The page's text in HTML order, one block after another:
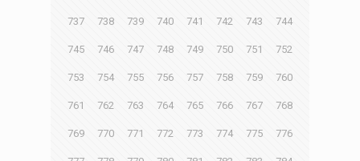
737 738 739 740 741 742 743 744
745 746 747 748 749 750 751 752
753 754 755 756 757 758 759 760
761 762 763 764 765 766 767 768
769 770 771 772 773 774 775 776